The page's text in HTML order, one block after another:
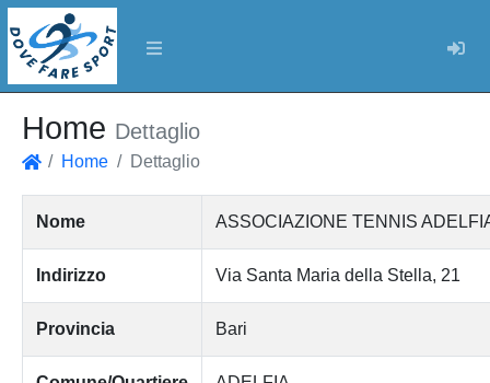
Home Dettaglio
Home Dettaglio
Nome ASSOCIAZIONE TENNIS
Indirizzo Via Santa Maria della Stella, 21
Provincia Bari